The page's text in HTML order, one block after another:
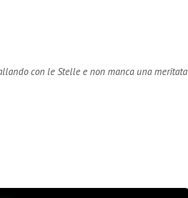
con le Stelle e non manca una meritata